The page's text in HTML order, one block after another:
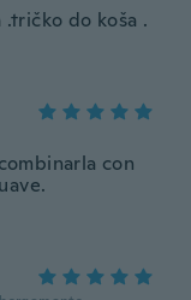
do koša .
con